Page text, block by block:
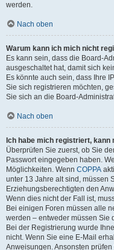
werden.
Nach oben
Warum kann ich mich nicht
Es kann sein, dass die Board-
ausgeschaltet hat, damit sich
Es könnte auch sein, dass Ihre
Sie sich registrieren möchten,
Sie sich an die Board-
Nach oben
Ich habe mich registriert, kann
Überprüfen Sie zuerst, ob Sie
Passwort eingegeben haben.
Möglichkeiten. Wenn COPPA
unter 13 Jahre alt sind, müssen
Erziehungsberechtigten den
Wenn dies nicht der Fall ist,
Bei einigen Foren müssen alle
werden – entweder müssen Sie
Bei der Registrierung wurde
nicht. Wenn Sie eine E-Mail
Anweisungen. Ansonsten